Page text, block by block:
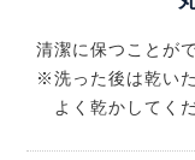
清潔に保つことが
※洗った後は乾い
よく乾かしてくだ